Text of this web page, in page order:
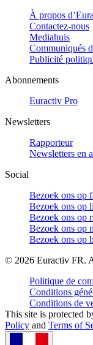
À propos
Contactez-nous
Mediahuis
Communiqués
Publicité
Abonnements
Euractiv Pro
Newsletters
Rapporteur
Newsletters en
Social
Bezoek ons op
Bezoek ons op
Bezoek ons op
Bezoek ons op
Bezoek ons op
© 2026 Euractiv FR.
Politique de
Conditions
Conditions de
This site is protected
Policy and Terms of